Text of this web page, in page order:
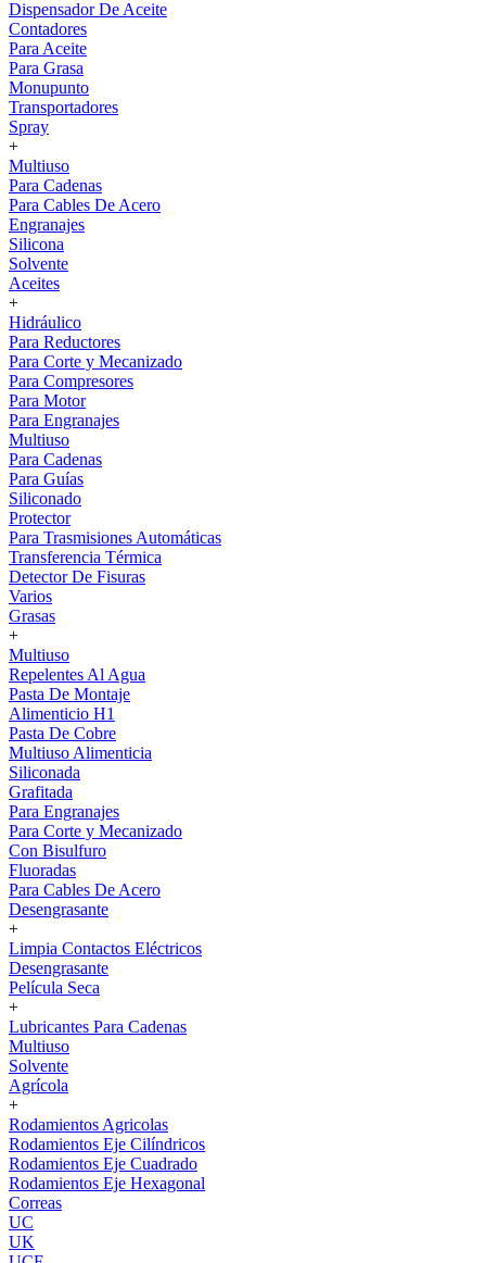
Dispensador De Aceite
Contadores
Para Aceite
Para Grasa
Monupunto
Transportadores
Spray
+
Multiuso
Para Cadenas
Para Cables De Acero
Engranajes
Silicona
Solvente
Aceites
+
Hidráulico
Para Reductores
Para Corte y Mecanizado
Para Compresores
Para Motor
Para Engranajes
Multiuso
Para Cadenas
Para Guías
Siliconado
Protector
Para Trasmisiones Automáticas
Transferencia Térmica
Detector De Fisuras
Varios
Grasas
+
Multiuso
Repelentes Al Agua
Pasta De Montaje
Alimenticio H1
Pasta De Cobre
Multiuso Alimenticia
Siliconada
Grafitada
Para Engranajes
Para Corte y Mecanizado
Con Bisulfuro
Fluoradas
Para Cables De Acero
Desengrasante
+
Limpia Contactos Eléctricos
Desengrasante
Película Seca
+
Lubricantes Para Cadenas
Multiuso
Solvente
Agrícola
+
Rodamientos Agricolas
Rodamientos Eje Cilíndricos
Rodamientos Eje Cuadrado
Rodamientos Eje Hexagonal
Correas
UC
UK